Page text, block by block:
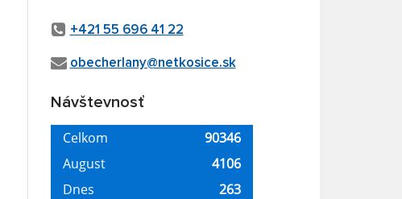
+421 55 696 41 22
obecherlany@netkosice.sk
Návštevnosť